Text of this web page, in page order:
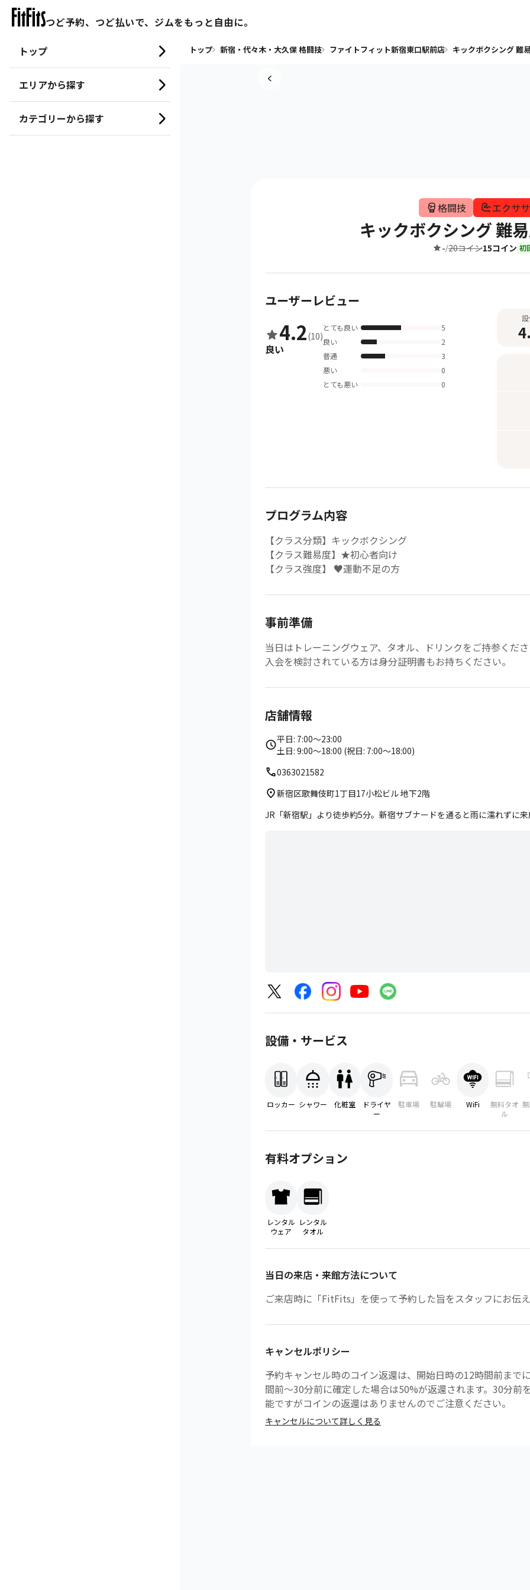
つど予約、つど払いで、ジムをもっと自由に。
トップ
エリアから探す
カテゴリーから探す
トップ 新宿・代々木・大久保 格闘技 ファイトフィット新宿東口駅前店 キックボクシング
格闘技 エクサ
キックボクシング 難
-/20コイン15コイン 初
ユーザーレビュー
4.2(10)
良い
とても良い
5
良い
2
普通
3
悪い
0
とても悪い
0
プログラム内容
【クラス分類】キックボクシング
【クラス難易度】★初心者向け
【クラス強度】 ♥運動不足の方
事前準備
当日はトレーニングウェア、タオル、ドリンクをご持参くだ
入会を検討されている方は身分証明書もお持ちください。
店舗情報
平日: 7:00〜23:00
土日: 9:00〜18:00 (祝日: 7:00〜18:00)
0363021582
新宿区歌舞伎町1丁目17小松ビル 地下2階
JR「新宿駅」より徒歩約5分。新宿サブナードを通ると雨に濡れずに
設備・サービス
ロッカー シャワー 化粧室
ドライヤ
ー
駐車場 駐輪場 WiFi
無料タオ
ル
有料オプション
レンタル
ウェア
レンタル
タオル
当日の来店・来館方法について
ご来店時に「FitFits」を使って予約した旨をスタッフにお伝
キャンセルポリシー
予約キャンセル時のコイン返還は、開始日時の12時間前まで
間前〜30分前に確定した場合は50%が返還されます。30分前
能ですがコインの返還はありませんのでご注意ください。
キャンセルについて詳しく見る